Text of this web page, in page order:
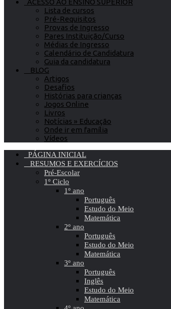
ACESSO AO ENSINO SUPERIOR
Lista de cursos
Pré-Requisitos
Provas de Ingresso
Pares Instituição/Curso
Médias de Ingresso
Calendário de Candidatura
Guia da candidatura
BLOG
Artigos
Desafios
Histórias para crianças
Jogos Online
Livros
Notícias » Educação
Onde ir em família
Vídeos
PÁGINA INICIAL
RESUMOS E EXERCÍCIOS
Pré-Escolar
1º Ciclo
1º ano
Português
Estudo do Meio
Matemática
2º ano
Português
Estudo do Meio
Matemática
3º ano
Português
Inglês
Estudo do Meio
Matemática